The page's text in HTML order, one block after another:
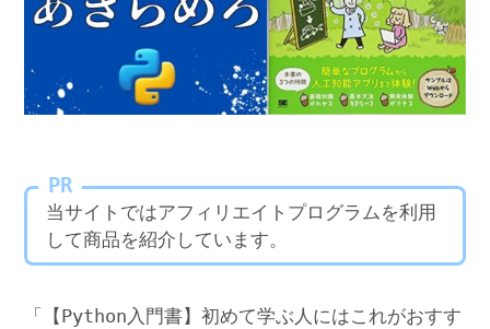
PR
当サイトではアフィリエイトプログラムを利用
して商品を紹介しています。
「【Python入門書】初めて学ぶ人にはこれがおすす